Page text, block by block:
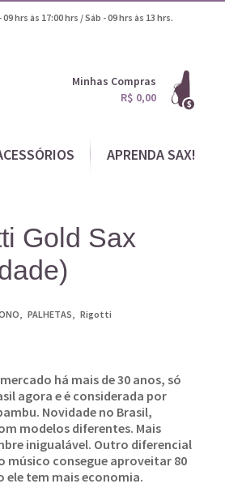
09 hrs às 17:00 hrs / Sáb - 09 hrs às 13 hrs.
Minhas Compras
R$ 0,00
APRENDA SAX!
Gold Sax
PALHETAS
Rigotti
há mais de 30 anos, só
agora e é considerada por
Novidade no Brasil,
modelos diferentes. Mais
inigualável. Outro diferencial
músico consegue aproveitar 80
ele tem mais economia.